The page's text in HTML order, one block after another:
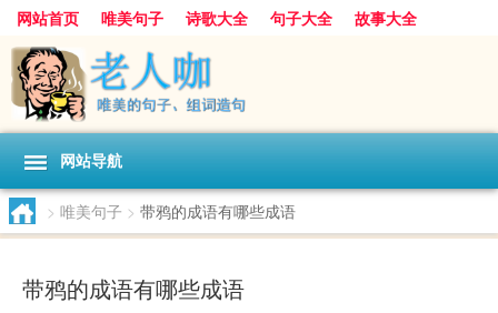
网站首页 唯美句子 诗歌大全 句子大全
故事大全
人生感悟
其他美文 美文欣赏
感人故事
句子分类
网站导航
> 唯美句子 > 带鸦的成语有哪些成语
带鸦的成语有哪些成语